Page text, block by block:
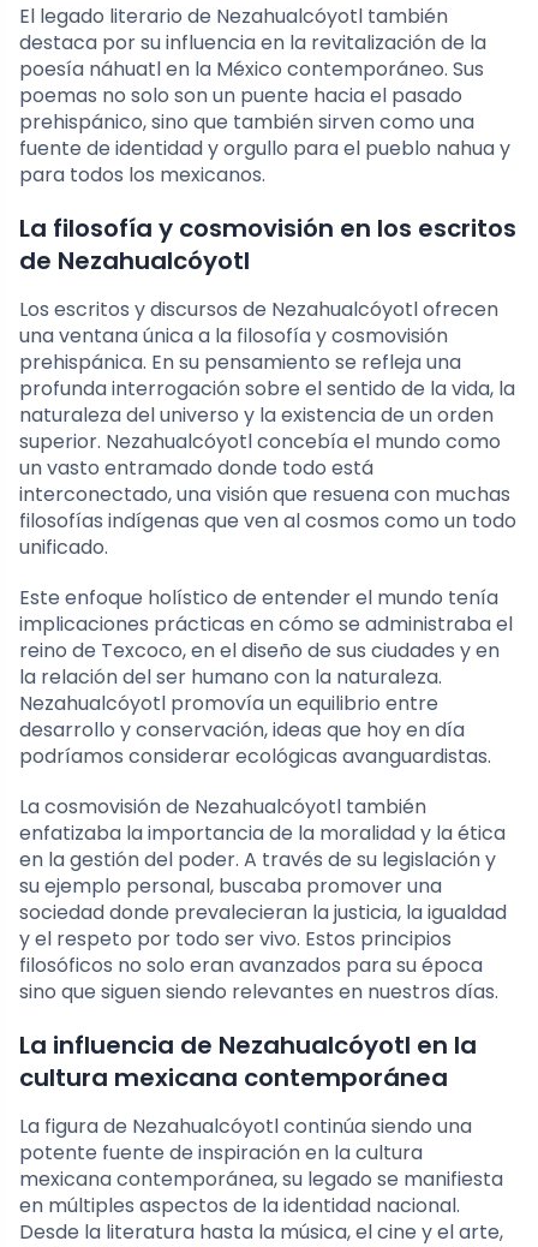
El legado literario de Nezahualcóyotl también
destaca por su influencia en la revitalización de la
poesía náhuatl en la México contemporáneo. Sus
poemas no solo son un puente hacia el pasado
prehispánico, sino que también sirven como una
fuente de identidad y orgullo para el pueblo nahua y
para todos los mexicanos.
La filosofía y cosmovisión en los escritos
de Nezahualcóyotl
Los escritos y discursos de Nezahualcóyotl ofrecen
una ventana única a la filosofía y cosmovisión
prehispánica. En su pensamiento se refleja una
profunda interrogación sobre el sentido de la vida, la
naturaleza del universo y la existencia de un orden
superior. Nezahualcóyotl concebía el mundo como
un vasto entramado donde todo está
interconectado, una visión que resuena con muchas
filosofías indígenas que ven al cosmos como un todo
unificado.
Este enfoque holístico de entender el mundo tenía
implicaciones prácticas en cómo se administraba el
reino de Texcoco, en el diseño de sus ciudades y en
la relación del ser humano con la naturaleza.
Nezahualcóyotl promovía un equilibrio entre
desarrollo y conservación, ideas que hoy en día
podríamos considerar ecológicas avanguardistas.
La cosmovisión de Nezahualcóyotl también
enfatizaba la importancia de la moralidad y la ética
en la gestión del poder. A través de su legislación y
su ejemplo personal, buscaba promover una
sociedad donde prevalecieran la justicia, la igualdad
y el respeto por todo ser vivo. Estos principios
filosóficos no solo eran avanzados para su época
sino que siguen siendo relevantes en nuestros días.
La influencia de Nezahualcóyotl en la
cultura mexicana contemporánea
La figura de Nezahualcóyotl continúa siendo una
potente fuente de inspiración en la cultura
mexicana contemporánea, su legado se manifiesta
en múltiples aspectos de la identidad nacional.
Desde la literatura hasta la música, el cine y el arte,